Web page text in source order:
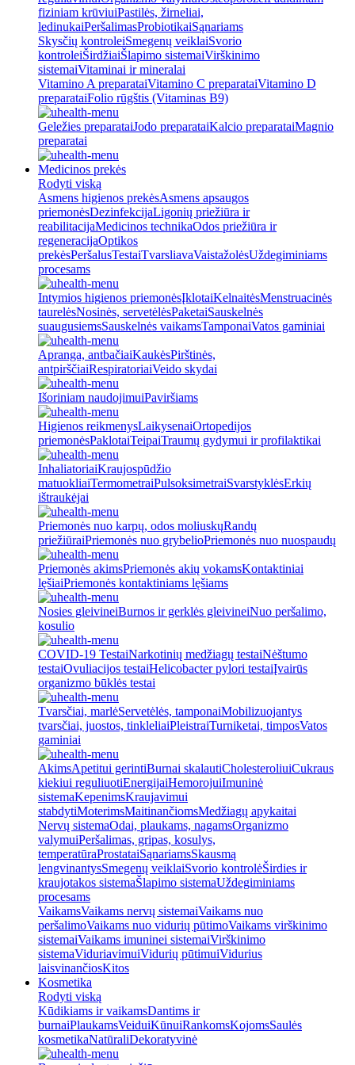
fiziniam krūviuiPastilės, žirneliai,
ledinukaiPeršalimasProbiotikaiSąnariams
Skysčių kontroleiSmegenų veiklaiSvorio
kontroleiŠirdžiaiŠlapimo sistemaiVirškinimo
sistemaiVitaminai ir mineralai
Vitamino A preparataiVitamino C preparataiVitamino D
preparataiFolio rūgštis (Vitaminas B9)
Geležies preparataiJodo preparataiKalcio preparataiMagnio
preparatai
Medicinos prekės
Rodyti viską
Asmens higienos prekėsAsmens apsaugos
priemonėsDezinfekcijaLigonių priežiūra ir
reabilitacijaMedicinos technikaOdos priežiūra ir
regeneracijaOptikos
prekėsPeršalusTestaiTvarsliavaVaistažolėsUždegiminiams
procesams
Intymios higienos priemonėsĮklotaiKelnaitėsMenstruacinės
taurelėsNosinės, servetėlėsPaketaiSauskelnės
suaugusiemsSauskelnės vaikamsTamponaiVatos gaminiai
Apranga, antbačiaiKaukėsPirštinės,
antpirščiaiRespiratoriaiVeido skydai
Išoriniam naudojimuiPaviršiams
Higienos reikmenysLaikysenaiOrtopedijos
priemonėsPaklotaiTeipaiTraumų gydymui ir profilaktikai
InhaliatoriaiKraujospūdžio
matuokliaiTermometraiPulsoksimetraiSvarstyklėsErkių
ištraukėjai
Priemonės nuo karpų, odos moliuskųRandų
priežiūraiPriemonės nuo grybelioPriemonės nuo nuospaudų
Priemonės akimsPriemonės akių vokamsKontaktiniai
lęšiaiPriemonės kontaktiniams lęšiams
Nosies gleivineiBurnos ir gerklės gleivineiNuo peršalimo,
kosulio
COVID-19 TestaiNarkotinių medžiagų testaiNėštumo
testaiOvuliacijos testaiHelicobacter pylori testaiĮvairūs
organizmo būklės testai
Tvarsčiai, marlėServetėlės, tamponaiMobilizuojantys
tvarsčiai, juostos, tinkleliaiPleistraiTurniketai, timposVatos
gaminiai
AkimsApetitui gerintiBurnai skalautiCholesteroliuiCukraus
kiekiui reguliuotiEnergijaiHemorojuiImuninė
sistemaKepenimsKraujavimui
stabdytiMoterimsMaitinančiomsMedžiagų apykaitai
Nervų sistemaOdai, plaukams, nagamsOrganizmo
valymuiPeršalimas, gripas, kosulys,
temperatūraProstataiSąnariamsSkausmą
lengvinantysSmegenų veiklaiSvorio kontrolėŠirdies ir
kraujotakos sistemaŠlapimo sistemaUždegiminiams
procesams
VaikamsVaikams nervų sistemaiVaikams nuo
peršalimoVaikams nuo vidurių pūtimoVaikams virškinimo
sistemaiVaikams imuninei sistemaiVirškinimo
sistemaViduriavimuiVidurių pūtimuiVidurius
laisvinančiosKitos
Kosmetika
Rodyti viską
Kūdikiams ir vaikamsDantims ir
burnaiPlaukamsVeiduiKūnuiRankomsKojomsSaulės
kosmetikaNatūraliDekoratyvinė